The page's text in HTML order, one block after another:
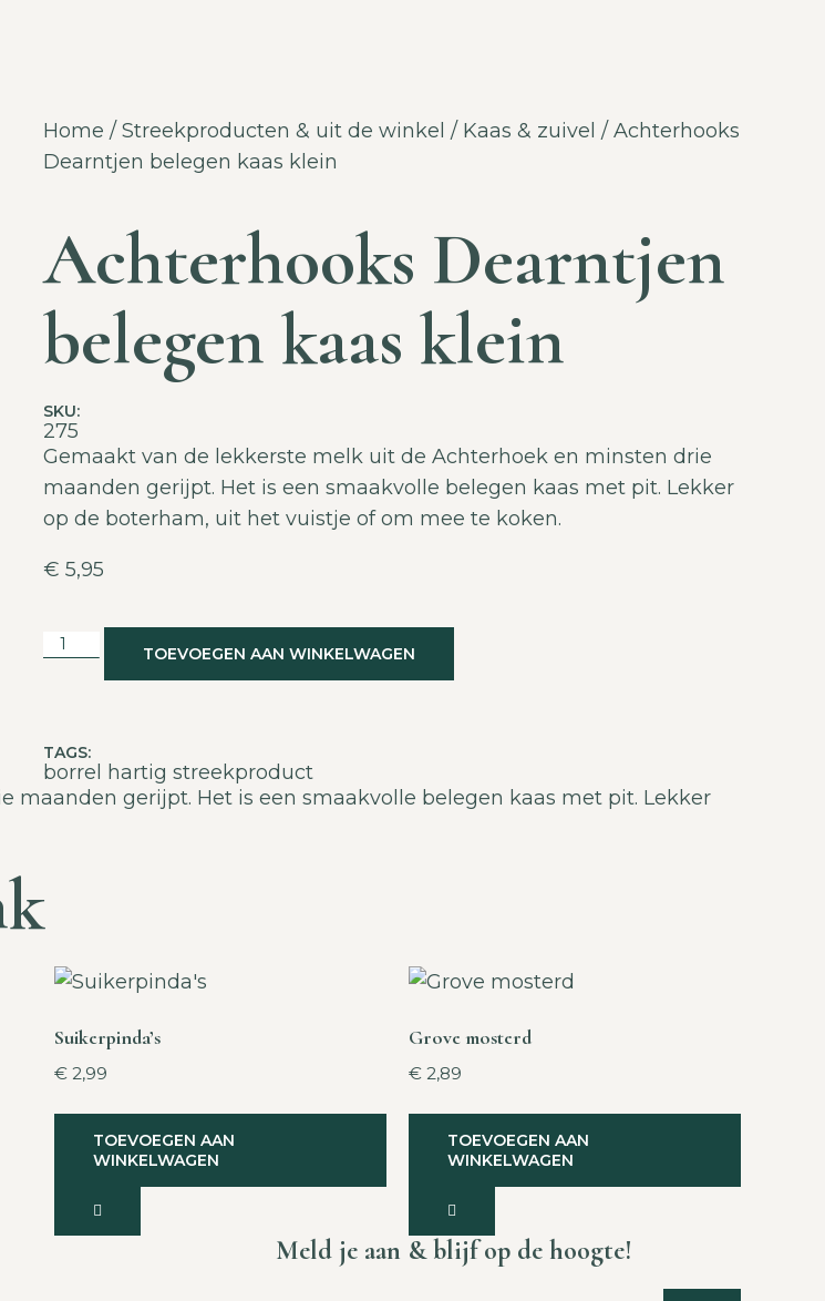
Home / Streekproducten & uit de winkel / Kaas & zuivel / Achterhooks
Dearntjen belegen kaas klein
Achterhooks Dearntjen
belegen kaas klein
SKU:
275
Gemaakt van de lekkerste melk uit de Achterhoek en minsten drie
maanden gerijpt. Het is een smaakvolle belegen kaas met pit. Lekker
op de boterham, uit het vuistje of om mee te koken.
€ 5,95
TOEVOEGEN AAN WINKELWAGEN
TAGS:
borrel hartig streekproduct
gerijpt. Het is een smaakvolle belegen kaas met pit. Lekker
Suikerpinda’s
€ 2,99
TOEVOEGEN AAN
WINKELWAGEN
Grove mosterd
€ 2,89
TOEVOEGEN AAN
WINKELWAGEN
Meld je aan & blijf op de hoogte!